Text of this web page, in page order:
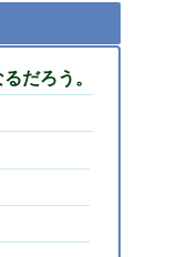
だろう。